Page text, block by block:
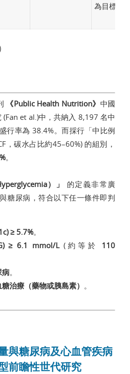
為目標。
《Public Health Nutrition》 中國
(Fan et al.)中，共納入 8,197 名中
行率為 38.4%。而採行「中比例
，碳水占比約45–60%) 的組別，
。
）」
的定義非常廣
糖尿病，符合以下任一條件即判
≥ 5.7%。
≥ 6.1 mmol/L(約等於
110
病。
治療（藥物或胰島素） 。
與糖尿病及心血管疾病
前瞻性世代研究